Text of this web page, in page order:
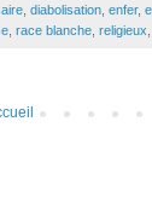
diabolisation enfer,
race blanche religieux